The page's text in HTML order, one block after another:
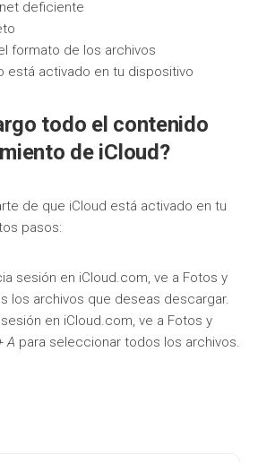
deficiente
formato de los archivos
está activado en tu dispositivo
todo el contenido
de iCloud?
de que iCloud está activado en tu
pasos:
sesión en iCloud.com, ve a Fotos y
los archivos que deseas descargar.
en iCloud.com, ve a Fotos y
A para seleccionar todos los archivos.